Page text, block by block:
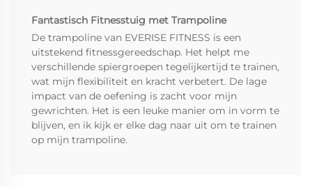
Fantastisch Fitnesstuig met Trampoline
De trampoline van EVERISE FITNESS is een
uitstekend fitnessgereedschap. Het helpt me
verschillende spiergroepen tegelijkertijd te trainen,
wat mijn flexibiliteit en kracht verbetert. De lage
impact van de oefening is zacht voor mijn
gewrichten. Het is een leuke manier om in vorm te
blijven, en ik kijk er elke dag naar uit om te trainen
op mijn trampoline.